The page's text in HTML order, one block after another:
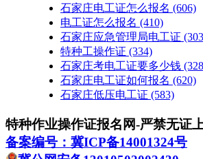
石家庄电工证怎么报名 (606)
电工证怎么报名 (410)
石家庄应急管理局电工证
特种工操作证 (334)
石家庄考电工证要多少钱
石家庄电工证如何报名 (620)
石家庄低压电工证 (583)
特种作业操作证报名网-严禁无证
备案编号：冀ICP备14001324号